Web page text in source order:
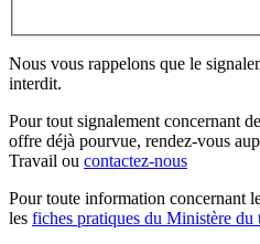
Nous vous rappelons que le
interdit.
Pour tout signalement concernant
offre déjà pourvue, rendez-vous
Travail ou contactez-nous
Pour toute information concernant
les fiches pratiques du Ministère du